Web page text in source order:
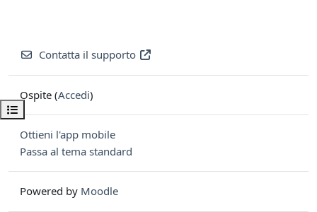
Apri indice del corso
Contatta il supporto
Ospite (Accedi)
Ottieni l'app mobile
Passa al tema standard
Powered by Moodle